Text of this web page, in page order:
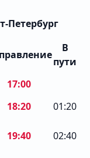
Петербург
В
пути
17:00
18:20
01:20
19:40 02:40